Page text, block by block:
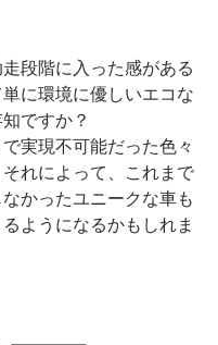
段階に入った感がある
に環境に優しいエコな
ですか？
実現不可能だった色々
れによって、これまで
かったユニークな車も
ようになるかもしれま